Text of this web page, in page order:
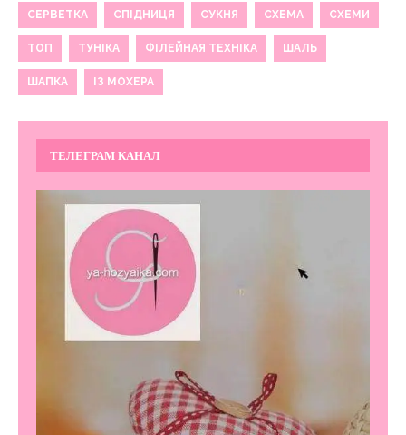
СЕРВЕТКА СПІДНИЦЯ СУКНЯ СХЕМА СХЕМИ
ТОП ТУНІКА ФІЛЕЙНАЯ ТЕХНІКА ШАЛЬ
ШАПКА ІЗ МОХЕРА
ТЕЛЕГРАМ КАНАЛ